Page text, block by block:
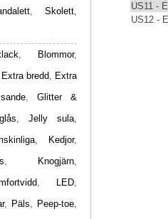
US11 -
US12 -
,Skolett,
, Blommor,
Extra bredd, Extra
, Glitter &
, Jelly sula,
, Kedjor,
, Knogjärn,
, LED,
, Päls, Peep-toe,